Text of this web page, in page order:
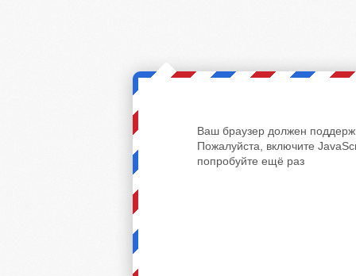
Ваш браузер должен
Пожалуйста, включите
попробуйте ещё раз